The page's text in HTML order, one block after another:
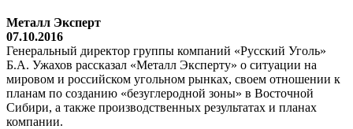
Металл Эксперт
07.10.2016
Генеральный директор группы компаний «Русский Уголь»
Б.А. Ужахов рассказал «Металл Эксперту» о ситуации на
мировом и российском угольном рынках, своем отношении к
планам по созданию «безуглеродной зоны» в Восточной
Сибири, а также производственных результатах и планах
компании.